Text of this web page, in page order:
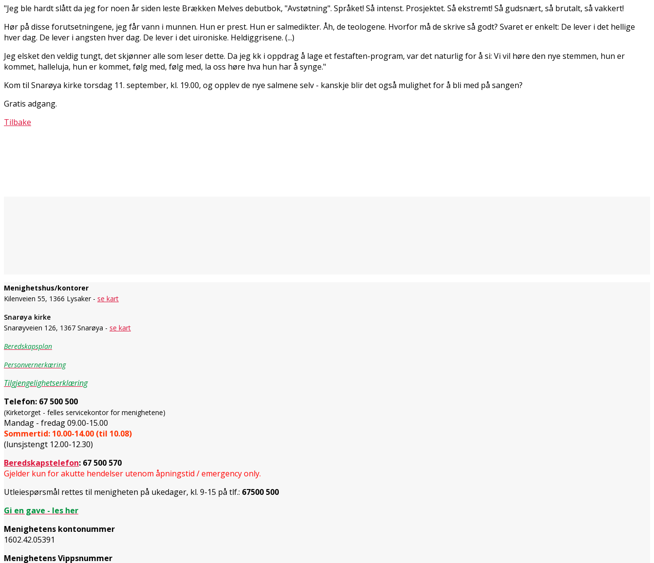
"Jeg ble hardt slått da jeg for noen år siden leste Brækken Melves debutbok, "Avstøtning". Språket! Så intenst. Prosjektet. Så ekstremt! Så gudsnært, så brutalt, så vakkert!
Hør på disse forutsetningene, jeg får vann i munnen. Hun er prest. Hun er salmedikter. Åh, de teologene. Hvorfor må de skrive så godt? Svaret er enkelt: De lever i det hellige
hver dag. De lever i angsten hver dag. De lever i det uironiske. Heldiggrisene. (...)
Jeg elsket den veldig tungt, det skjønner alle som leser dette. Da jeg fikk i oppdrag å lage et festaften-program, var det naturlig for å si: Vi vil høre den nye stemmen, hun er
kommet, halleluja, hun er kommet, følg med, følg med, la oss høre hva hun har å synge."
Kom til Snarøya kirke torsdag 11. september, kl. 19.00, og opplev de nye salmene selv - kanskje blir det også mulighet for å bli med på sangen?
Gratis adgang.
Tilbake
Menighetshus/kontorer
Kilenveien 55, 1366 Lysaker - se kart
Snarøya kirke
Snarøyveien 126, 1367 Snarøya - se kart
Beredskapsplan
Personvernerkæring
Tilgjengelighetserklæring
Telefon: 67 500 500
(Kirketorget - felles servicekontor for menighetene)
Mandag - fredag 09.00-15.00
Sommertid: 10.00-14.00 (til 10.08)
(lunsjstengt 12.00-12.30)
Beredskapstelefon: 67 500 570
Gjelder kun for akutte hendelser utenom åpningstid / emergency only.
Utleiespørsmål rettes til menigheten på ukedager, kl. 9-15 på tlf.: 67500 500
Gi en gave - les her
Menighetens kontonummer
1602.42.05391
Menighetens Vippsnummer